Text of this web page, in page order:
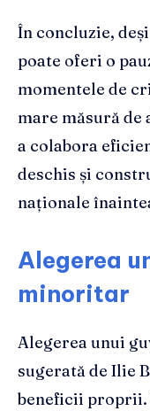
În concluzie,
poate oferi o
momentele de
mare măsură
a colabora
deschis și
naționale
Alegerea
minoritar
Alegerea unui
sugerată de Ilie
beneficii proprii.